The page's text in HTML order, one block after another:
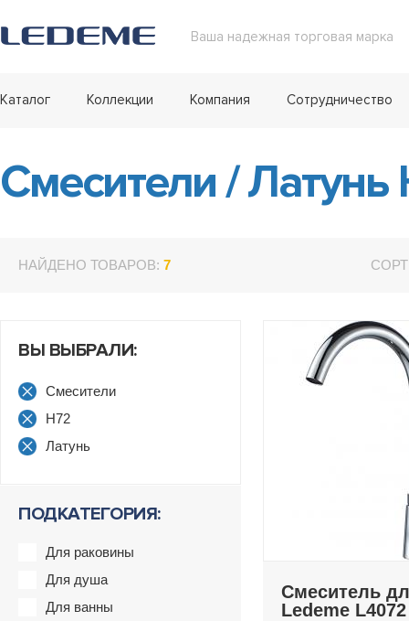
Ваша надежная торговая марка
Каталог Коллекции Компания Сотрудничество
Смесители/Латунь
НАЙДЕНО ТОВАРОВ: 7
ВЫ ВЫБРАЛИ:
Смесители
H72
Латунь
ПОДКАТЕГОРИЯ:
Для раковины
Для душа
Для ванны
Смеситель
Ledeme L4072